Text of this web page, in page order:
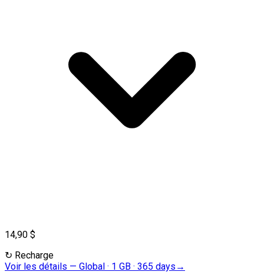
14,90 $
↻ Recharge
Voir les détails — Global · 1 GB · 365 days →